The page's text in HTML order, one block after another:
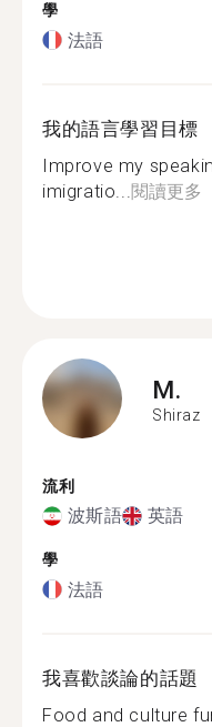
學
法語
我的語言學習目標
Improve my
imigratio... 閱讀更多
M.
Shiraz
流利
波斯語 英語
學
法語
我喜歡談論的話題
Food and culture